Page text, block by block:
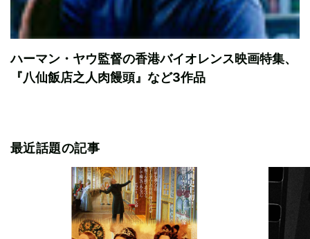
ハーマン・ヤウ監督の香港バイオレンス映画特集、
『八仙飯店之人肉饅頭』など3作品
最近話題の記事